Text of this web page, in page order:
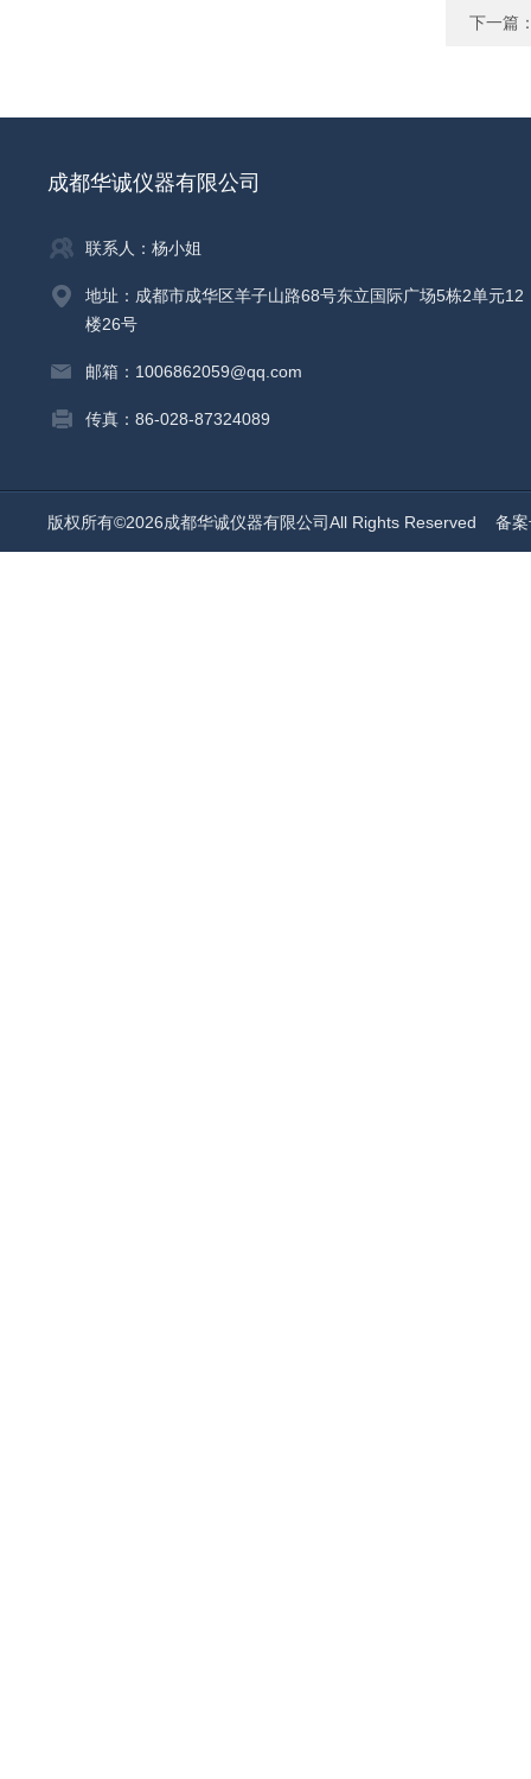
下一篇
成都华诚仪器有限公司
联系人：杨小姐
地址：成都市成华区羊子山路68号东立国际广场5栋2单元12
楼26号
邮箱：1006862059@qq.com
传真：86-028-87324089
版权所有©2026成都华诚仪器有限公司All Rights Reserved 备